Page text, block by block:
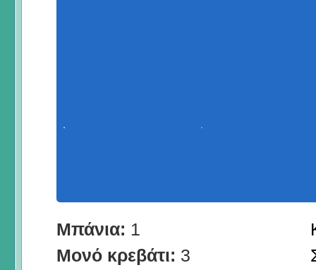
Μπάνια: 1
Μονό κρεβάτι: 3